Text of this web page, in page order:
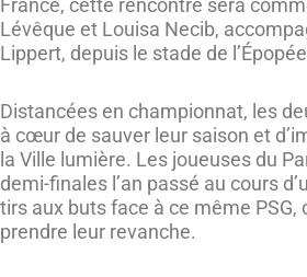
Lévêque et Louisa Necib,
Lippert, depuis le stade de
Distancées en championnat, les
à cœur de sauver leur saison et
la Ville lumière. Les joueuses du
demi-finales l’an passé au cours
tirs aux buts face à ce même PSG,
prendre leur revanche.